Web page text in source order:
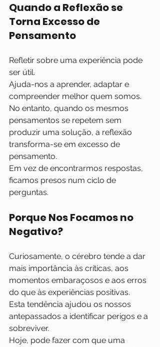
Quando a Reflexão se
Torna Excesso de
Pensamento
Refletir sobre uma experiência pode
ser útil.
Ajuda-nos a aprender, adaptar e
compreender melhor quem somos.
No entanto, quando os mesmos
pensamentos se repetem sem
produzir uma solução, a reflexão
transforma-se em excesso de
pensamento.
Em vez de encontrarmos respostas,
ficamos presos num ciclo de
perguntas.
Porque Nos Focamos no
Negativo?
Curiosamente, o cérebro tende a dar
mais importância às críticas, aos
momentos embaraçosos e aos erros
do que às experiências positivas.
Esta tendência ajudou os nossos
antepassados a identificar perigos e a
sobreviver.
Hoje, pode fazer com que uma